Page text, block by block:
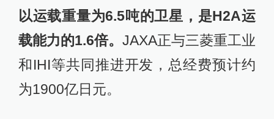
以运载重量为6.5吨的卫星，是H2A运
载能力的1.6倍。 JAXA正与三菱重工业
和IHI等共同推进开发，总经费预计约
为1900亿日元。